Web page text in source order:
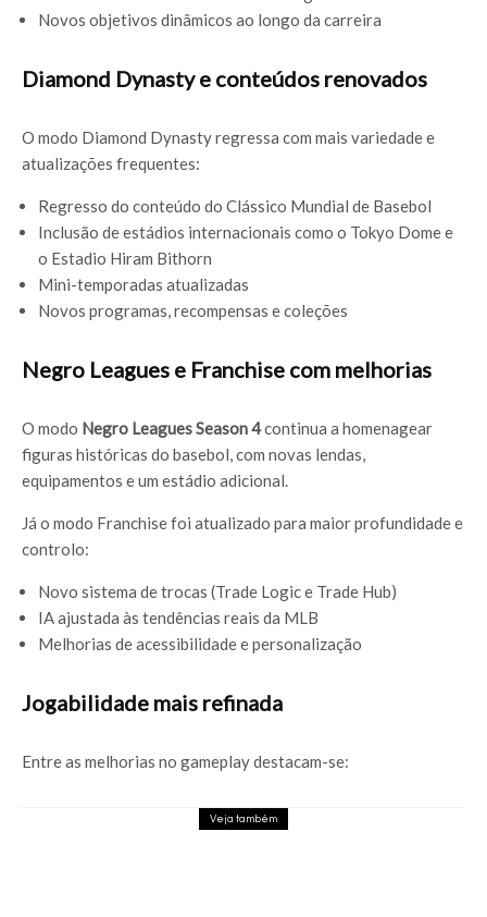
Novos objetivos dinâmicos ao longo da carreira
Diamond Dynasty e conteúdos renovados
O modo Diamond Dynasty regressa com mais variedade e
atualizações frequentes:
Regresso do conteúdo do Clássico Mundial de Basebol
Inclusão de estádios internacionais como o Tokyo Dome e
o Estadio Hiram Bithorn
Mini-temporadas atualizadas
Novos programas, recompensas e coleções
Negro Leagues e Franchise com melhorias
O modo Negro Leagues Season 4continua a homenagear
figuras históricas do basebol, com novas lendas,
equipamentos e um estádio adicional.
Já o modo Franchise foi atualizado para maior profundidade e
controlo:
Novo sistema de trocas (Trade Logic e Trade Hub)
IA ajustada às tendências reais da MLB
Melhorias de acessibilidade e personalização
Jogabilidade mais refinada
Entre as melhorias no gameplay destacam-se:
Veja também